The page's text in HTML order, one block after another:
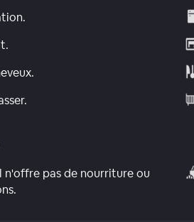
n'offre pas de nourriture ou